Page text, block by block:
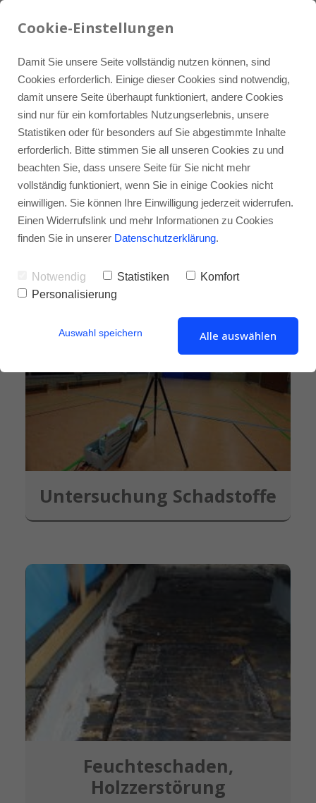
Gutachten
Untersuchung Schadstoffe
Feuchteschaden,
Holzzerstörung
Cookie-Einstellungen
Damit Sie unsere Seite vollständig nutzen können, sind
Cookies erforderlich. Einige dieser Cookies sind notwendig,
damit unsere Seite überhaupt funktioniert, andere Cookies
sind nur für ein komfortables Nutzungserlebnis, unsere
Statistiken oder für besonders auf Sie abgestimmte Inhalte
erforderlich. Bitte stimmen Sie all unseren Cookies zu und
beachten Sie, dass unsere Seite für Sie nicht mehr
vollständig funktioniert, wenn Sie in einige Cookies nicht
einwilligen. Sie können Ihre Einwilligung jederzeit widerrufen.
Einen Widerrufslink und mehr Informationen zu Cookies
finden Sie in unserer Datenschutzerklärung.
Notwendig Statistiken
Komfort
Personalisierung
Auswahl speichern Alle auswählen